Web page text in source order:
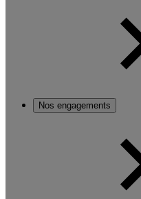
Nos engagements